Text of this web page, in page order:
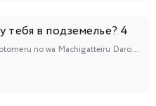
тебя в подземелье? 4
Dungeon ni Deai wo Motomeru no wa Machigatteiru Darou ka IV: Shin Shou - Meikyuu-hen